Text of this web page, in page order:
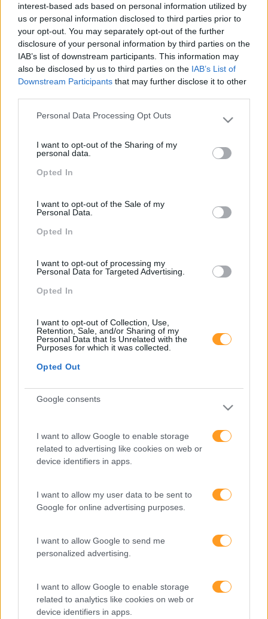
interest-based ads based on personal information utilized by
us or personal information disclosed to third parties prior to
your opt-out. You may separately opt-out of the further
disclosure of your personal information by third parties on the
IAB’s list of downstream participants. This information may
also be disclosed by us to third parties on the IAB’s List of
Downstream Participants that may further disclose it to other
Please note that this website/app uses one or more Google
not limited to your visit or usage behaviour. You may click to
grant or deny consent to Google and its third-party tags to
use your data for below specified purposes in below Google
Personal Data Processing Opt Outs
I want to opt-out of the Sharing of my
personal data.
Opted In
I want to opt-out of the Sale of my
Personal Data.
Opted In
I want to opt-out of processing my
Personal Data for Targeted Advertising.
Opted In
I want to opt-out of Collection, Use,
Retention, Sale, and/or Sharing of my
Personal Data that Is Unrelated with the
Purposes for which it was collected.
Opted Out
Google consents
I want to allow Google to enable storage
related to advertising like cookies on web or
device identifiers in apps.
I want to allow my user data to be sent to
Google for online advertising purposes.
I want to allow Google to send me
personalized advertising.
I want to allow Google to enable storage
related to analytics like cookies on web or
device identifiers in apps.
Através da plataforma Zoom foram realizados
exercícios práticos, simulações, estudo de casos e
treino da aplicação de ferramentas de PNL e da
metodologia destorytelling.
IMPACTO OBTIDO
Atualização e aprofundamento das competências
de vendas e negociação com vista à melhoria da
Formações ajustadas
ao seu negócio
MEDIDA
Provocamos e aceleramos processos de mudança com a
implementação e desenvolvimento de soluções
pragmáticas orientadas para os resultados